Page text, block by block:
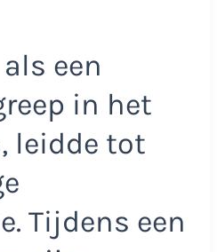
een
in het
leidde tot
Tijdens een